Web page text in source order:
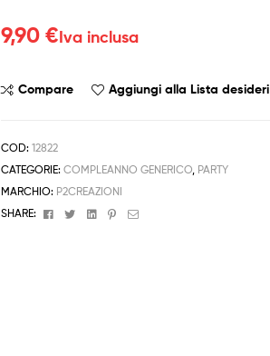
9,90€Iva inclusa
Compare Aggiungi alla Lista desideri
COD:12822
CATEGORIE:COMPLEANNO GENERICO PARTY
MARCHIO: P2CREAZIONI
SHARE:
FacebookTwitterLinkedinPinterest
Email